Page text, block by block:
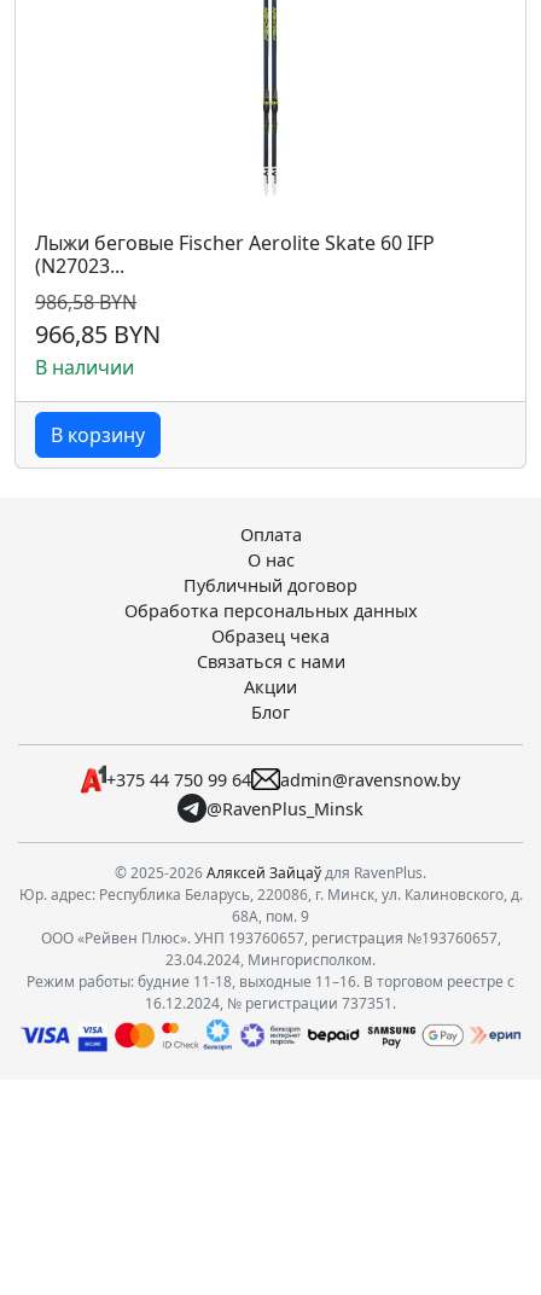
Лыжи беговые Fischer Aerolite Skate 60 IFP
(N27023...
986,58 BYN
966,85 BYN
В наличии
В корзину
Оплата
О нас
Публичный договор
Обработка персональных данных
Образец чека
Связаться с нами
Акции
Блог
+375 44 750 99 64
admin@ravensnow.by
@RavenPlus_Minsk
© 2025-2026Аляксей Зайцаўдля RavenPlus.
Юр. адрес: Республика Беларусь, 220086, г. Минск, ул. Калиновского, д.
68А, пом. 9
ООО «Рейвен Плюс». УНП 193760657, регистрация №193760657,
23.04.2024, Мингорисполком.
Режим работы: будние 11-18, выходные 11–16. В торговом реестре с
16.12.2024, № регистрации 737351.